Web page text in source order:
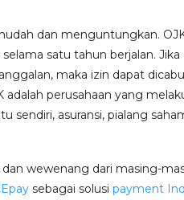
dan menguntungkan.
satu tahun berjalan. Jika
maka izin dapat
adalah perusahaan yang
sendiri, asuransi, pialang
wewenang dari masing-
sebagai solusi payment